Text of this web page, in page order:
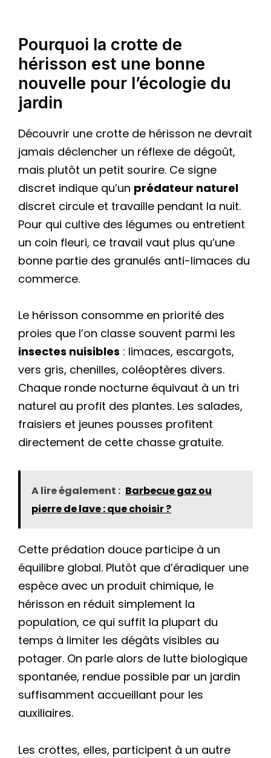
Pourquoi la crotte de
hérisson est une bonne
nouvelle pour l’écologie du
jardin
Découvrir une crotte de hérisson ne devrait
jamais déclencher un réflexe de dégoût,
mais plutôt un petit sourire. Ce signe
discret indique qu’un prédateur naturel
discret circule et travaille pendant la nuit.
Pour qui cultive des légumes ou entretient
un coin fleuri, ce travail vaut plus qu’une
bonne partie des granulés anti-limaces du
commerce.
Le hérisson consomme en priorité des
proies que l’on classe souvent parmi les
insectes nuisibles : limaces, escargots,
vers gris, chenilles, coléoptères divers.
Chaque ronde nocturne équivaut à un tri
naturel au profit des plantes. Les salades,
fraisiers et jeunes pousses profitent
directement de cette chasse gratuite.
A lire également : Barbecue gaz ou
pierre de lave : que choisir ?
Cette prédation douce participe à un
équilibre global. Plutôt que d’éradiquer une
espèce avec un produit chimique, le
hérisson en réduit simplement la
population, ce qui suffit la plupart du
temps à limiter les dégâts visibles au
potager. On parle alors de lutte biologique
spontanée, rendue possible par un jardin
suffisamment accueillant pour les
auxiliaires.
Les crottes, elles, participent à un autre